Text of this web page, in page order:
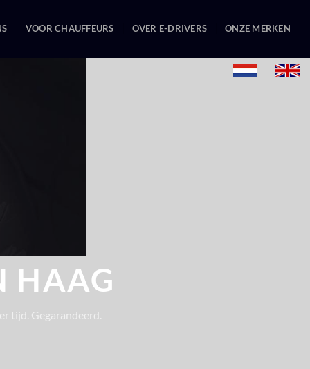
VOOR CHAUFFEURS OVER E-DRIVERS ONZE MERKEN
HAAG
tijd. Gegarandeerd.